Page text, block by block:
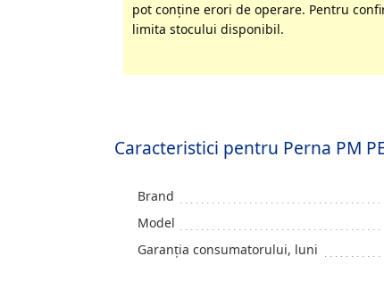
pot conţine erori de operare. Pentru
limita stocului disponibil.
Caracteristici pentru Perna PM
Brand
Model
Garanția consumatorului, luni